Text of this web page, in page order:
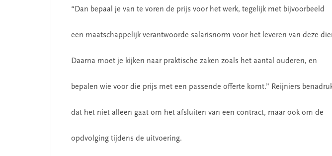
“Dan bepaal je van te voren de prijs voor het werk, tegelijk met bijvoorbeeld
een maatschappelijk verantwoorde salarisnorm voor het leveren van deze
Daarna moet je kijken naar praktische zaken zoals het aantal ouderen, en
bepalen wie voor die prijs met een passende offerte komt.” Reijniers
dat het niet alleen gaat om het afsluiten van een contract, maar ook om de
opdvolging tijdens de uitvoering.